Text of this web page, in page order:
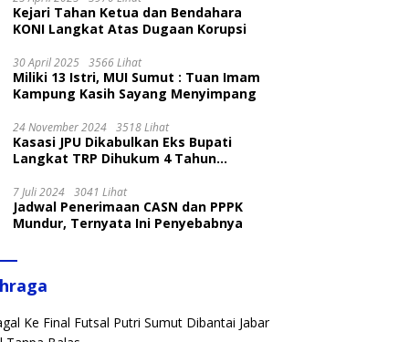
Kejari Tahan Ketua dan Bendahara
KONI Langkat Atas Dugaan Korupsi
30 April 2025 3566 Lihat
Miliki 13 Istri, MUI Sumut : Tuan Imam
Kampung Kasih Sayang Menyimpang
24 November 2024 3518 Lihat
Kasasi JPU Dikabulkan Eks Bupati
Langkat TRP Dihukum 4 Tahun
7 Juli 2024 3041 Lihat
Jadwal Penerimaan CASN dan PPPK
Mundur, Ternyata Ini Penyebabnya